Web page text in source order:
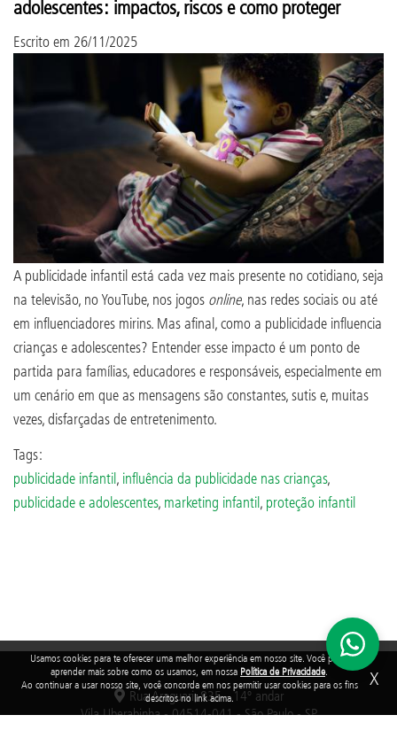
Usamos cookies para te oferecer uma melhor experiência em nosso site. Você pode
aprender mais sobre como os usamos, em nossa Política de Privacidade.
Ao continuar a usar nosso site, você concorda em nos permitir usar cookies para os fins
descritos no link acima.
X
adolescentes: impactos, riscos e como proteger
Escrito em 26/11/2025
A publicidade infantil está cada vez mais presente no cotidiano, seja
na televisão, no YouTube, nos jogos online, nas redes sociais ou até
em influenciadores mirins. Mas afinal, como a publicidade influencia
crianças e adolescentes? Entender esse impacto é um ponto de
partida para famílias, educadores e responsáveis, especialmente em
um cenário em que as mensagens são constantes, sutis e, muitas
vezes, disfarçadas de entretenimento.
Tags:
publicidade infantil, influência da publicidade nas crianças,
publicidade e adolescentes, marketing infantil, proteção infantil
Rua Araguari, 835 - 14º andar
Vila Uberabinha - 04514-041 - São Paulo - SP